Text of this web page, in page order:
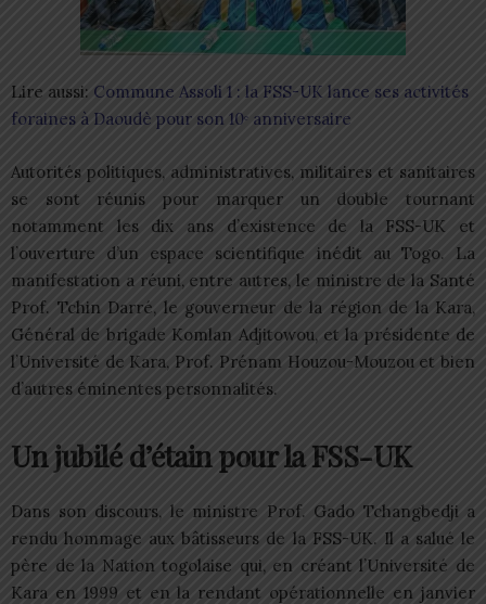
Lire aussi: Commune Assoli 1 : la FSS-UK lance ses activités
foraines à Daoudè pour son 10ᵉ anniversaire
Autorités politiques, administratives, militaires et sanitaires
se sont réunis pour marquer un double tournant
notamment les dix ans d’existence de la FSS-UK et
l’ouverture d’un espace scientifique inédit au Togo. La
manifestation a réuni, entre autres, le ministre de la Santé
Prof. Tchin Darré, le gouverneur de la région de la Kara,
Général de brigade Komlan Adjitowou, et la présidente de
l’Université de Kara, Prof. Prénam Houzou-Mouzou et bien
d’autres éminentes personnalités.
Un jubilé d’étain pour la FSS-UK
Dans son discours, le ministre Prof. Gado Tchangbedji a
rendu hommage aux bâtisseurs de la FSS-UK. Il a salué le
père de la Nation togolaise qui, en créant l’Université de
Kara en 1999 et en la rendant opérationnelle en janvier